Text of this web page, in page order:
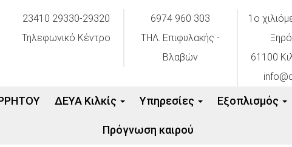
23410 29330-29320
Τηλεφωνικό Κέντρο
6974 960 303
ΤΗΛ. Επιφυλακής -
Βλαβών
1ο
61100
ΔΕΥΑ Κιλκίς Υπηρεσίες Εξοπλισμός
Πρόγνωση καιρού